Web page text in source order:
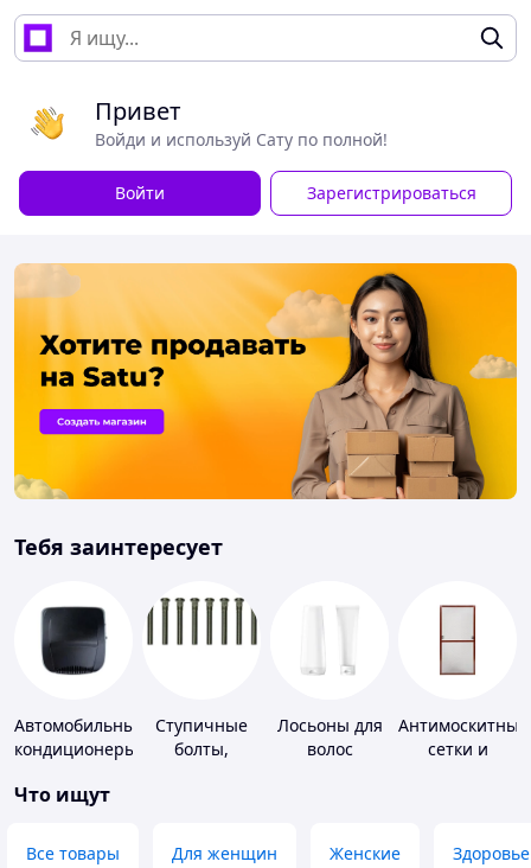
Привет
Войди и используй Сату по полной!
Войти Зарегистрироваться
Тебя заинтересует
Автомобильные
кондиционеры
Ступичные
болты,
Лосьоны для
волос
Антимоскитные
сетки и
Что ищут
Все товары Для женщин Женские Здоровье